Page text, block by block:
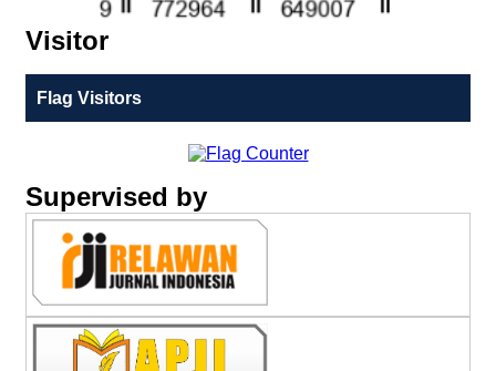
Visitor
Flag Visitors
Supervised by